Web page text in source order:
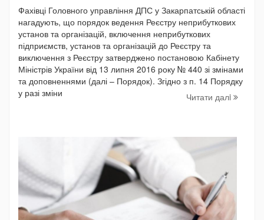
Фахівці Головного управління ДПС у Закарпатській області
нагадують, що порядок ведення Реєстру неприбуткових
установ та організацій, включення неприбуткових
підприємств, установ та організацій до Реєстру та
виключення з Реєстру затверджено постановою Кабінету
Міністрів України від 13 липня 2016 року № 440 зі змінами
та доповненнями (далі – Порядок). Згідно з п. 14 Порядку
у разі зміни
Читати далi